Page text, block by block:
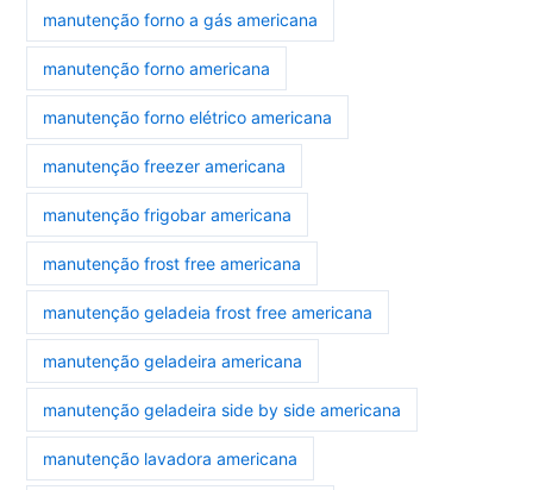
manutenção forno a gás americana
manutenção forno americana
manutenção forno elétrico americana
manutenção freezer americana
manutenção frigobar americana
manutenção frost free americana
manutenção geladeia frost free americana
manutenção geladeira americana
manutenção geladeira side by side americana
manutenção lavadora americana